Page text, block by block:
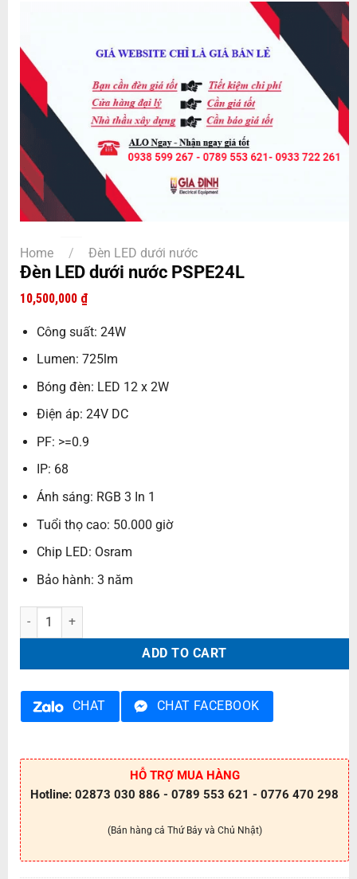
Home / Đèn LED dưới nước
Đèn LED dưới nước PSPE24L
10,500,000 ₫
Công suất: 24W
Lumen: 725lm
Bóng đèn: LED 12 x 2W
Điện áp: 24V DC
PF: >=0.9
IP: 68
Ánh sáng: RGB 3 In 1
Tuổi thọ cao: 50.000 giờ
Chip LED: Osram
Bảo hành: 3 năm
Đèn LED dưới nước PSPE24L quantity
ADD TO CART
CHAT CHAT FACEBOOK
HỖ TRỢ MUA HÀNG
Hotline: 02873 030 886 - 0789 553 621 - 0776 470 298
(Bán hàng cả Thứ Bảy và Chủ Nhật)